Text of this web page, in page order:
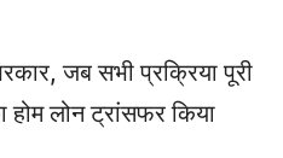
जब सभी प्रक्रिया पूरी
लोन ट्रांसफर किया